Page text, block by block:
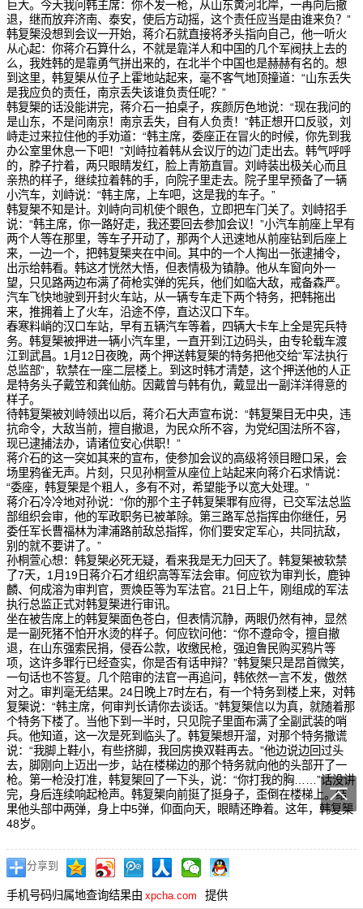
巨大。今天我问韩主席：你不发一枪，从山东黄河北岸，一再向后撤
退，继而放弃济南、泰安，使后方动摇，这个责任应当是由谁来负？”
韩复榘没想到会议一开始，蒋介石就直接将矛头指向自己，他一听火
从心起：你蒋介石算什么，不就是靠洋人和中国的几个军阀扶上去的
么，我姓韩的是靠勇气拼出来的，在北半个中国也是赫赫有名的。想
到这里，韩复榘从位子上霍地站起来，毫不客气地顶撞道：“山东丢失
是我应负的责任，南京丢失该谁负责任呢？”
韩复榘的话没能讲完，蒋介石一拍桌子，疾颜厉色地说：“现在我问的
是山东，不是问南京！南京丢失，自有人负责！”韩正想开口反驳，刘
峙走过来拉住他的手劝道：“韩主席，委座正在冒火的时候，你先到我
办公室里休息一下吧！”刘峙拉着韩从会议厅的边门走出去。韩气呼呼
的，脖子拧着，两只眼睛发红，脸上青筋直冒。刘峙装出极关心而且
亲热的样子，继续拉着韩的手，向院子里走去。院子里早预备了一辆
小汽车，刘峙说：“韩主席，上车吧，这是我的车子。”
韩复榘不知是计。刘峙向司机使个眼色，立即把车门关了。刘峙招手
说：“韩主席，你一路好走，我还要回去参加会议！”小汽车前座上早有
两个人等在那里，等车子开动了，那两个人迅速地从前座钻到后座上
来，一边一个，把韩复榘夹在中间。其中的一个人掏出一张逮捕令，
出示给韩看。韩这才恍然大悟，但表情极为镇静。他从车窗向外一
望，只见路两边布满了荷枪实弹的宪兵，他们如临大敌，戒备森严。
汽车飞快地驶到开封火车站，从一辆专车走下两个特务，把韩拖出
来，推拥着上了火车，沿途不停，直达汉口下车。
春寒料峭的汉口车站，早有五辆汽车等着，四辆大卡车上全是宪兵特
务。韩复榘被押进一辆小汽车里，一直开到江边码头，由专轮载车渡
江到武昌。1月12日夜晚，两个押送韩复榘的特务把他交给“军法执行
总监部”，软禁在一座二层楼上。到这时韩才清楚，这个押送他的人正
是特务头子戴笠和龚仙舫。因戴曾与韩有仇，戴显出一副洋洋得意的
样子。
待韩复榘被刘峙领出以后，蒋介石大声宣布说：“韩复榘目无中央，违
抗命令，大敌当前，擅自撤退，为民众所不容，为党纪国法所不容，
现已逮捕法办，请诸位安心供职！”
蒋介石的这一突如其来的宣布，使参加会议的高级将领目瞪口呆，会
场里鸦雀无声。片刻，只见孙桐萱从座位上站起来向蒋介石求情说：
“委座，韩复榘是个粗人，多有不对，希望能予以宽大处理。”
蒋介石冷冷地对孙说：“你的那个主子韩复榘罪有应得，已交军法总监
部组织会审，他的军政职务已被革除。第三路军总指挥由你继任，另
委任军长曹福林为津浦路前敌总指挥，你们要安定军心，共同抗敌，
别的就不要讲了。”
孙桐萱心想：韩复榘必死无疑，看来我是无力回天了。韩复榘被软禁
了7天，1月19日蒋介石才组织高等军法会审。何应钦为审判长，鹿钟
麟、何成溶为审判官，贾焕臣等为军法官。21日上午，刚组成的军法
执行总监正式对韩复榘进行审讯。
坐在被告席上的韩复榘面色苍白，但表情沉静，两眼仍然有神，显然
是一副死猪不怕开水烫的样子。何应钦问他：“你不遵命令，擅自撤
退，在山东强索民捐，侵吞公款，收缴民枪，强迫鲁民购买鸦片等
项，这许多罪行已经查实，你是否有话申辩？”韩复榘只是昂首微笑，
一句话也不答复。几个陪审的法官一再追问，韩依然一言不发，傲然
对之。审判毫无结果。24日晚上7时左右，有一个特务到楼上来，对韩
复榘说：“韩主席，何审判长请你去谈话。”韩复榘信以为真，就随着那
个特务下楼了。当他下到一半时，只见院子里面布满了全副武装的哨
兵。他知道，这一次是死到临头了。韩复榘想开溜，对那个特务撒谎
说：“我脚上鞋小，有些挤脚，我回房换双鞋再去。”他边说边回过头
去，脚刚向上迈出一步，站在楼梯边的那个特务就向他的头部开了一
枪。第一枪没打准，韩复榘回了一下头，说：“你打我的胸……”话没讲
完，身后连续响起枪声。韩复榘向前挺了挺身子，歪倒在楼梯上。结
果他头部中两弹，身上中5弹，仰面向天，眼睛还睁着。这年，韩复榘
48岁。
分享到
手机号码归属地查询结果由 xpcha.com 提供